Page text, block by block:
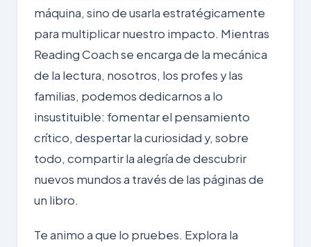
máquina, sino de usarla estratégicamente
para multiplicar nuestro impacto. Mientras
Reading Coach se encarga de la mecánica
de la lectura, nosotros, los profes y las
familias, podemos dedicarnos a lo
insustituible: fomentar el pensamiento
crítico, despertar la curiosidad y, sobre
todo, compartir la alegría de descubrir
nuevos mundos a través de las páginas de
un libro.
Te animo a que lo pruebes. Explora la